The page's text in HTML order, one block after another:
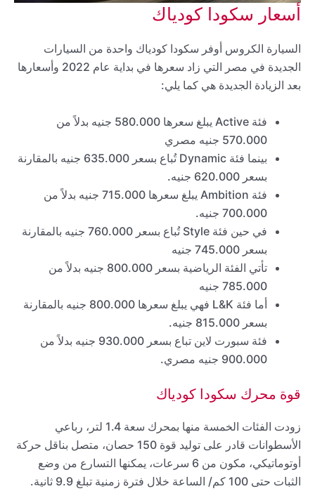
أسعار سكودا كودياك
السيارة الكروس أوفر سكودا كودياك واحدة من السيارات
الجديدة في مصر التي زاد سعرها في بداية عام 2022 وأسعارها
بعد الزيادة الجديدة هي كما يلي:
فئة Active يبلغ سعرها 580.000 جنيه بدلاً من
570.000 جنيه مصري
بينما فئة Dynamic تُباع بسعر 635.000 جنيه بالمقارنة
بسعر 620.000 جنيه.
فئة Ambition يبلغ سعرها 715.000 جنيه بدلاً من
700.000 جنيه.
في حين فئة Style تُباع بسعر 760.000 جنيه بالمقارنة
بسعر 745.000 جنيه
تأتي الفئة الرياضية بسعر 800.000 جنيه بدلاً من
785.000 جنيه
أما فئة L&K فهي يبلغ سعرها 800.000 جنيه بالمقارنة
بسعر 815.000 جنيه.
فئة سبورت لاين تباع بسعر 930.000 جنيه بدلاً من
900.000 جنيه مصري.
قوة محرك سكودا كودياك
زودت الفئات الخمسة منها بمحرك سعة 1.4 لتر، رباعي
الأسطوانات قادر على توليد قوة 150 حصان، متصل بناقل حركة
أوتوماتيكي، مكون من 6 سرعات، يمكنها التسارع من وضع
الثبات حتى 100 كم/ الساعة خلال فترة زمنية تبلغ 9.9 ثانية.